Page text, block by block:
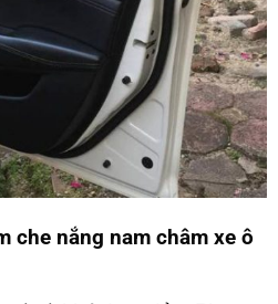
che nắng nam châm xe ô